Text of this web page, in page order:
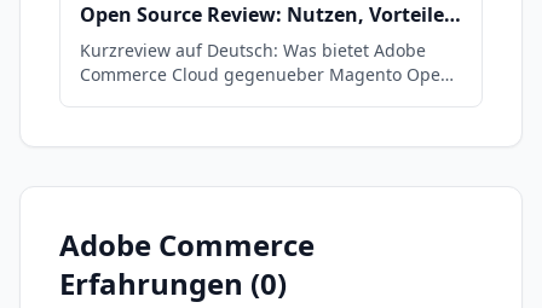
Open Source Review: Nutzen, Vorteile
& Nachteile
Kurzreview auf Deutsch: Was bietet Adobe
Commerce Cloud gegenueber Magento Open
Adobe Commerce
Erfahrungen (0)